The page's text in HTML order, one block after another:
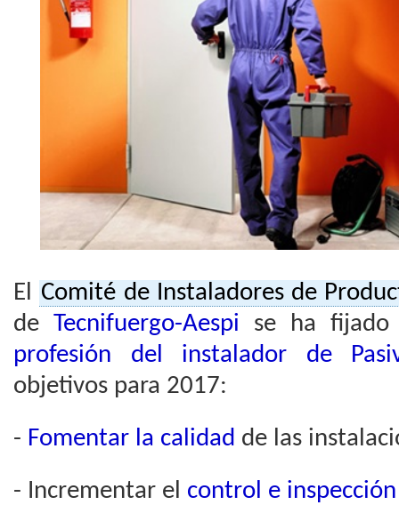
El Comité de Instaladores de
de Tecnifuergo-Aespi se ha
profesión del instalador de
objetivos para 2017:
- Fomentar la calidad de las
- Incrementar el control e